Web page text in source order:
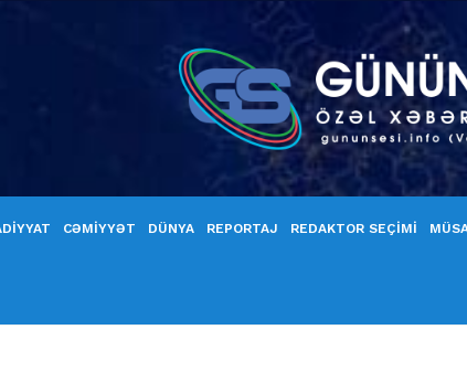
CƏMİYYƏT DÜNYA REPORTAJ REDAKTOR SEÇİMİ